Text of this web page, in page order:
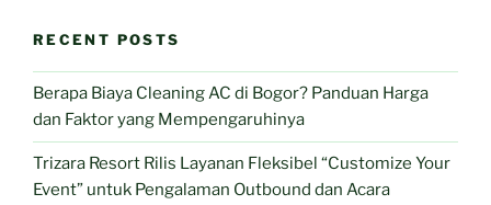
RECENT POSTS
Berapa Biaya Cleaning AC di Bogor? Panduan Harga
dan Faktor yang Mempengaruhinya
Trizara Resort Rilis Layanan Fleksibel “Customize Your
Event” untuk Pengalaman Outbound dan Acara